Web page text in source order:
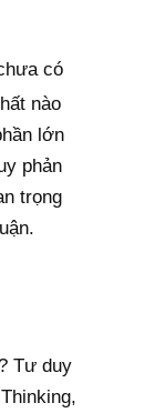
có
nào
lớn
phản
trọng
Tư duy